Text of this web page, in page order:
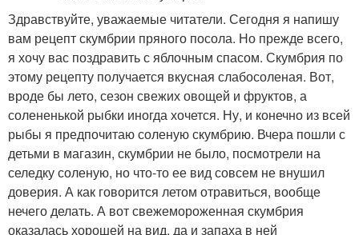
Здравствуйте, уважаемые читатели. Сегодня я напишу
вам рецепт скумбрии пряного посола. Но прежде всего,
я хочу вас поздравить с яблочным спасом. Скумбрия по
этому рецепту получается вкусная слабосоленая. Вот,
вроде бы лето, сезон свежих овощей и фруктов, а
солененькой рыбки иногда хочется. Ну, и конечно из всей
рыбы я предпочитаю соленую скумбрию. Вчера пошли с
детьми в магазин, скумбрии не было, посмотрели на
селедку соленую, но что-то ее вид совсем не внушил
доверия. А как говорится летом отравиться, вообще
нечего делать. А вот свежемороженная скумбрия
оказалась хорошей на вид, да и запаха в ней